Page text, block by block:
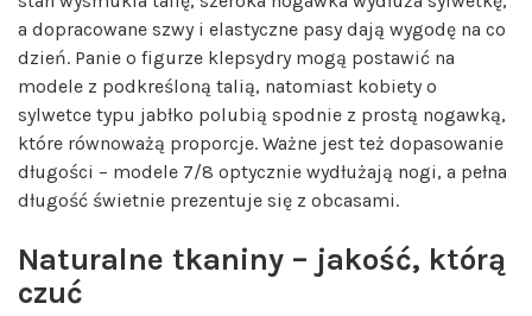
a dopracowane szwy i elastyczne pasy dają wygodę na co
dzień. Panie o figurze klepsydry mogą postawić na
modele z podkreśloną talią, natomiast kobiety o
sylwetce typu jabłko polubią spodnie z prostą nogawką,
które równoważą proporcje. Ważne jest też dopasowanie
długości – modele 7/8 optycznie wydłużają nogi, a pełna
długość świetnie prezentuje się z obcasami.
Naturalne tkaniny – jakość, którą
czuć